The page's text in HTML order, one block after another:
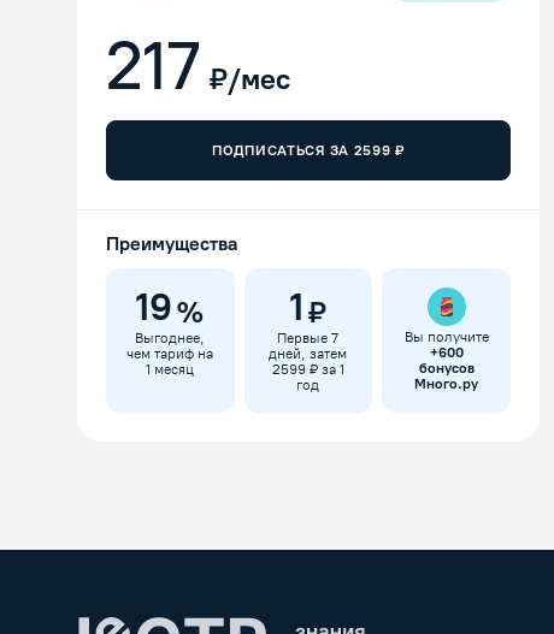
217 ₽/мес
ПОДПИСАТЬСЯ ЗА 2599 ₽
Преимущества
19%
Выгоднее,
чем тариф на
1 месяц
1 ₽
Первые 7
дней, затем
2599 ₽ за 1
год
Вы получите
+600
бонусов
Много.ру